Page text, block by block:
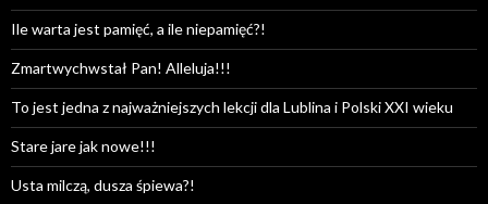
Ile warta jest pamięć, a ile niepamięć?!
Zmartwychwstał Pan! Alleluja!!!
To jest jedna z najważniejszych lekcji dla Lublina i Polski XXI wieku
Stare jare jak nowe!!!
Usta milczą, dusza śpiewa?!